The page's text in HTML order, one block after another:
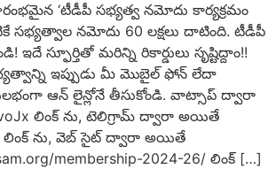
‘టీడీపీ సభ్యత్వ నమోదు కార్యక్రమం
సభ్యత్వాల నమోదు 60 లక్షలు దాటింది. టీడీపీ
స్ఫూర్తితో మరిన్ని రికార్డులు సృష్టిద్దాం!!
ఇప్పుడు మీ మొబైల్ ఫోన్ లేదా
ఆన్ లైన్లోనే తీసుకోండి. వాట్సాప్ ద్వారా
లింక్ ను, టెలిగ్రామ్ ద్వారా అయితే
లింక్ ను, వెబ్ సైట్ ద్వారా అయితే
membership-2024-26/ లింక్ […]